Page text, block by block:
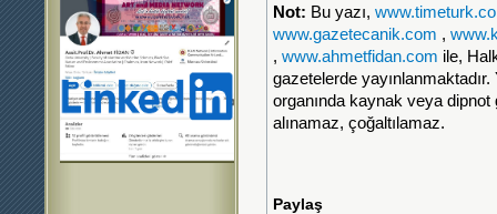
Not: Bu yazı,
www.gazetecanik.com ,
, www.ahmetfidan.com ile,
gazetelerde
organında kaynak veya
alınamaz, çoğaltılamaz.
Paylaş